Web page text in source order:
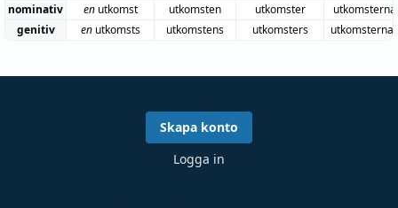
nominativ
enutkomst utkomsten utkomster
utkomsterna
genitiv
enutkomsts utkomstens utkomsters utkomsternas
Skapa konto
Logga in